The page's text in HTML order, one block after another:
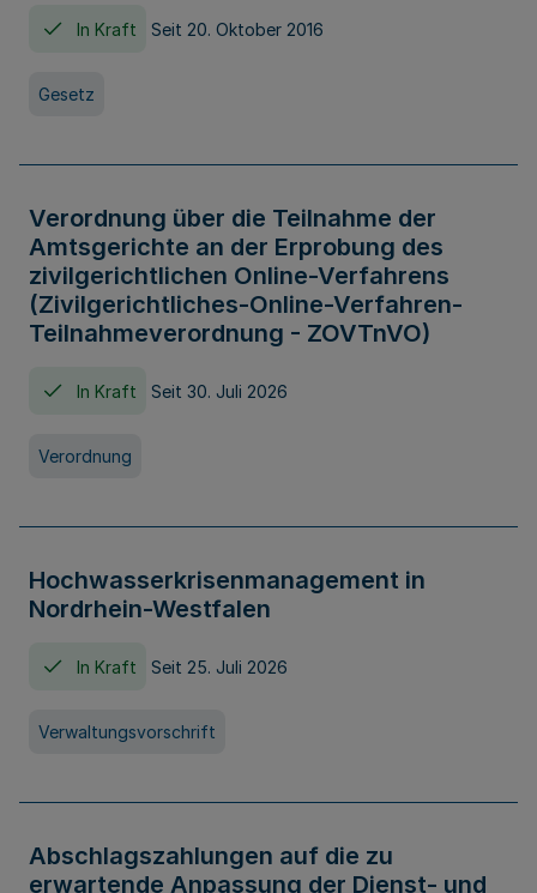
In Kraft Seit 20. Oktober 2016
Gesetz
Verordnung über die Teilnahme der
Amtsgerichte an der Erprobung des
zivilgerichtlichen Online-Verfahrens
(Zivilgerichtliches-Online-Verfahren-
Teilnahmeverordnung - ZOVTnVO)
In Kraft Seit 30. Juli 2026
Verordnung
Hochwasserkrisenmanagement in
Nordrhein-Westfalen
In Kraft Seit 25. Juli 2026
Verwaltungsvorschrift
Abschlagszahlungen auf die zu
erwartende Anpassung der Dienst- und